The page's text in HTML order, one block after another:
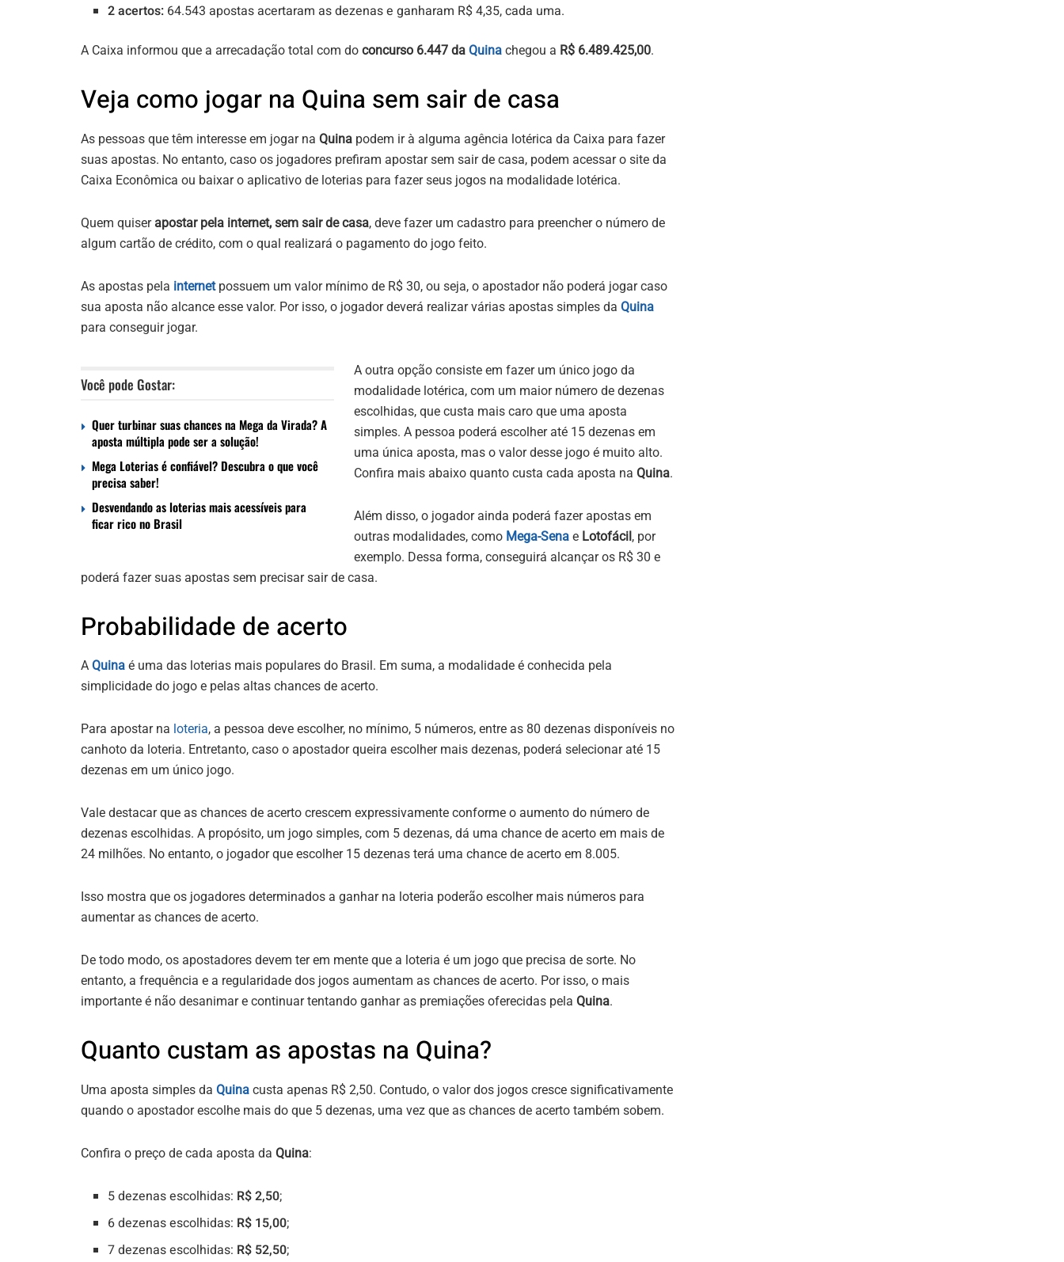
2 acertos: 64.543 apostas acertaram as dezenas e ganharam R$ 4,35, cada uma.
A Caixa informou que a arrecadação total com do concurso 6.447 da Quina chegou a R$ 6.489.425,00.
Veja como jogar na Quina sem sair de casa
As pessoas que têm interesse em jogar na Quina podem ir à alguma agência lotérica da Caixa para fazer
suas apostas. No entanto, caso os jogadores prefiram apostar sem sair de casa, podem acessar o site da
Caixa Econômica ou baixar o aplicativo de loterias para fazer seus jogos na modalidade lotérica.
Quem quiser apostar pela internet, sem sair de casa, deve fazer um cadastro para preencher o número de
algum cartão de crédito, com o qual realizará o pagamento do jogo feito.
As apostas pela internet possuem um valor mínimo de R$ 30, ou seja, o apostador não poderá jogar caso
sua aposta não alcance esse valor. Por isso, o jogador deverá realizar várias apostas simples da Quina
para conseguir jogar.
Você pode Gostar:
Quer turbinar suas chances na Mega da Virada? A
aposta múltipla pode ser a solução!
Mega Loterias é confiável? Descubra o que você
precisa saber!
Desvendando as loterias mais acessíveis para
ficar rico no Brasil
A outra opção consiste em fazer um único jogo da
modalidade lotérica, com um maior número de dezenas
escolhidas, que custa mais caro que uma aposta
simples. A pessoa poderá escolher até 15 dezenas em
uma única aposta, mas o valor desse jogo é muito alto.
Confira mais abaixo quanto custa cada aposta na Quina.
Além disso, o jogador ainda poderá fazer apostas em
outras modalidades, como Mega-Sena e Lotofácil, por
exemplo. Dessa forma, conseguirá alcançar os R$ 30 e
poderá fazer suas apostas sem precisar sair de casa.
Probabilidade de acerto
A Quina é uma das loterias mais populares do Brasil. Em suma, a modalidade é conhecida pela
simplicidade do jogo e pelas altas chances de acerto.
Para apostar na loteria, a pessoa deve escolher, no mínimo, 5 números, entre as 80 dezenas disponíveis no
canhoto da loteria. Entretanto, caso o apostador queira escolher mais dezenas, poderá selecionar até 15
dezenas em um único jogo.
Vale destacar que as chances de acerto crescem expressivamente conforme o aumento do número de
dezenas escolhidas. A propósito, um jogo simples, com 5 dezenas, dá uma chance de acerto em mais de
24 milhões. No entanto, o jogador que escolher 15 dezenas terá uma chance de acerto em 8.005.
Isso mostra que os jogadores determinados a ganhar na loteria poderão escolher mais números para
aumentar as chances de acerto.
De todo modo, os apostadores devem ter em mente que a loteria é um jogo que precisa de sorte. No
entanto, a frequência e a regularidade dos jogos aumentam as chances de acerto. Por isso, o mais
importante é não desanimar e continuar tentando ganhar as premiações oferecidas pela Quina.
Quanto custam as apostas na Quina?
Uma aposta simples da Quina custa apenas R$ 2,50. Contudo, o valor dos jogos cresce significativamente
quando o apostador escolhe mais do que 5 dezenas, uma vez que as chances de acerto também sobem.
Confira o preço de cada aposta da Quina:
5 dezenas escolhidas: R$ 2,50;
6 dezenas escolhidas: R$ 15,00;
7 dezenas escolhidas: R$ 52,50;